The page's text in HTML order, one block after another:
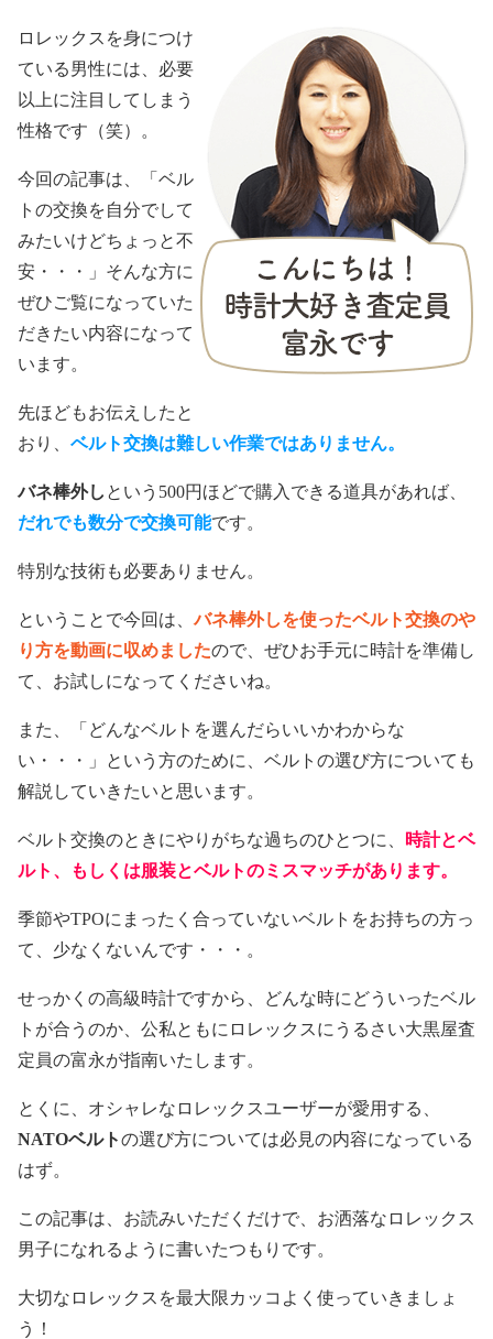
ロレックスを身につけ
ている男性には、必要
以上に注目してしまう
性格です（笑）。
今回の記事は、「ベル
トの交換を自分でして
みたいけどちょっと不
安・・・」そんな方に
ぜひご覧になっていた
だきたい内容になって
います。
先ほどもお伝えしたと
おり、 ベルト交換は難しい作業ではありません。
バネ棒外し という500円ほどで購入できる道具があれば、
だれでも数分で交換可能です。
特別な技術も必要ありません。
ということで今回は、バネ棒外しを使ったベルト交換のや
り方を動画に収めましたので、ぜひお手元に時計を準備し
て、お試しになってくださいね。
また、「どんなベルトを選んだらいいかわからな
い・・・」という方のために、ベルトの選び方についても
解説していきたいと思います。
ベルト交換のときにやりがちな過ちのひとつに、
時計とベ
ルト、もしくは服装とベルトのミスマッチがあります。
季節やTPOにまったく合っていないベルトをお持ちの方っ
て、少なくないんです・・・。
せっかくの高級時計ですから、どんな時にどういったベル
トが合うのか、公私ともにロレックスにうるさい大黒屋査
定員の富永が指南いたします。
とくに、オシャレなロレックスユーザーが愛用する、
NATOベルトの選び方については必見の内容になっている
はず。
この記事は、お読みいただくだけで、お洒落なロレックス
男子になれるように書いたつもりです。
大切なロレックスを最大限カッコよく使っていきましょ
う！